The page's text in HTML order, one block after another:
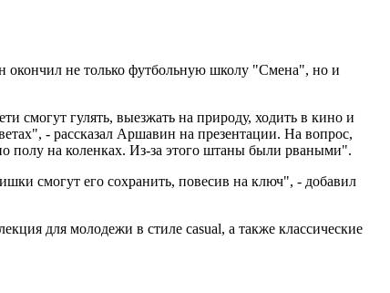
окончил не только футбольную школу "Смена", но и
смогут гулять, выезжать на природу, ходить в кино и
- рассказал Аршавин на презентации. На вопрос,
полу на коленках. Из-за этого штаны были рваными".
смогут его сохранить, повесив на ключ", - добавил
для молодежи в стиле casual, а также классические